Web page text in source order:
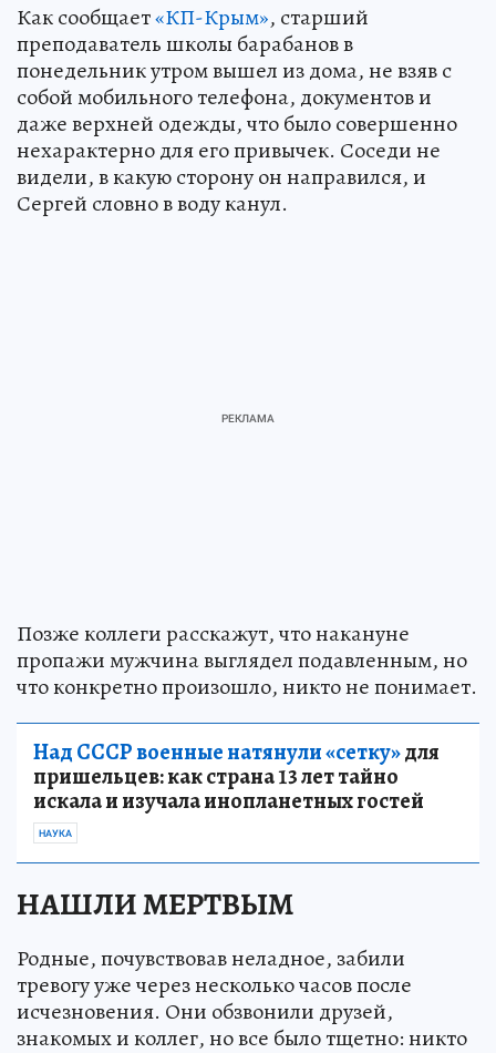
Как сообщает«КП-Крым», старший
преподаватель школы барабанов в
понедельник утром вышел из дома, не взяв с
собой мобильного телефона, документов и
даже верхней одежды, что было совершенно
нехарактерно для его привычек. Соседи не
видели, в какую сторону он направился, и
Сергей словно в воду канул.
Позже коллеги расскажут, что накануне
пропажи мужчина выглядел подавленным, но
что конкретно произошло, никто не понимает.
Над СССР военные натянули «сетку»для
пришельцев: как страна 13 лет тайно
искала и изучала инопланетных гостей
НАУКА
НАШЛИ МЕРТВЫМ
Родные, почувствовав неладное, забили
тревогу уже через несколько часов после
исчезновения. Они обзвонили друзей,
знакомых и коллег, но все было тщетно: никто